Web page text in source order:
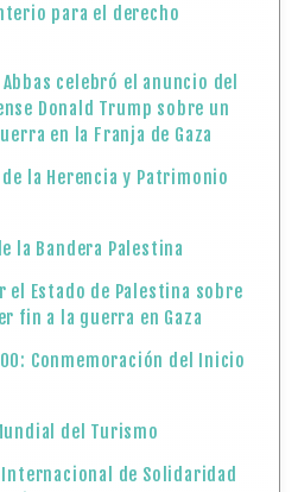
para el derecho
celebró el anuncio del
Donald Trump sobre un
en la Franja de Gaza
la Herencia y Patrimonio
la Bandera Palestina
Estado de Palestina sobre
fin a la guerra en Gaza
Conmemoración del Inicio
del Turismo
de Solidaridad